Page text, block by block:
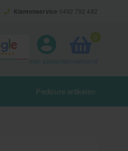
Klantenservice 0492 792 482
0
mijn account
Pedicure artikelen